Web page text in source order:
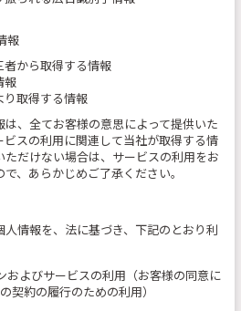
報
者から取得する情報
報
り取得する情報
、全てお客様の意思によって提供いた
ビスの利用に関連して当社が取得する情
だけない場合は、サービスの利用をお
、あらかじめご了承ください。
情報を、法に基づき、下記のとおり利
およびサービスの利用（お客様の同意に
契約の履行のための利用）